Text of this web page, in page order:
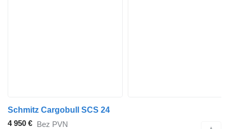
Schmitz Cargobull SCS 24
4 950 € Bez PVN